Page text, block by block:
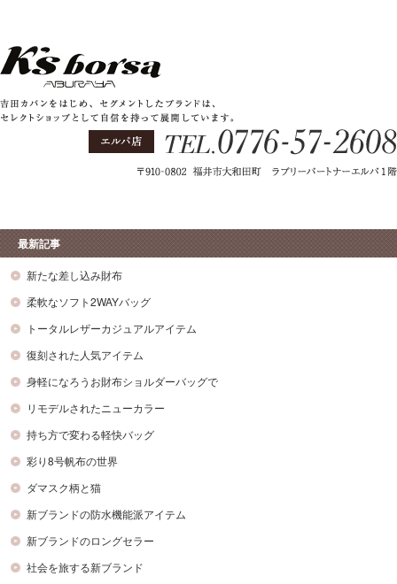
最新記事
新たな差し込み財布
柔軟なソフト2WAYバッグ
トータルレザーカジュアルアイテム
復刻された人気アイテム
身軽になろうお財布ショルダーバッグで
リモデルされたニューカラー
持ち方で変わる軽快バッグ
彩り8号帆布の世界
ダマスク柄と猫
新ブランドの防水機能派アイテム
新ブランドのロングセラー
社会を旅する新ブランド